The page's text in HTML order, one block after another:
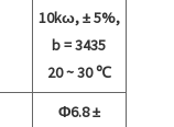
10kω, ± 5%,
b = 3435
20 ~ 30 ℃
Φ6.8 ±